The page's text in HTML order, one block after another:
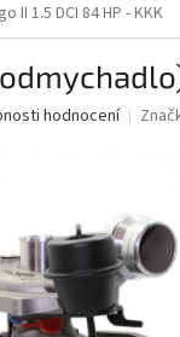
1.5 DCI 84 HP - KKK
hodnocení